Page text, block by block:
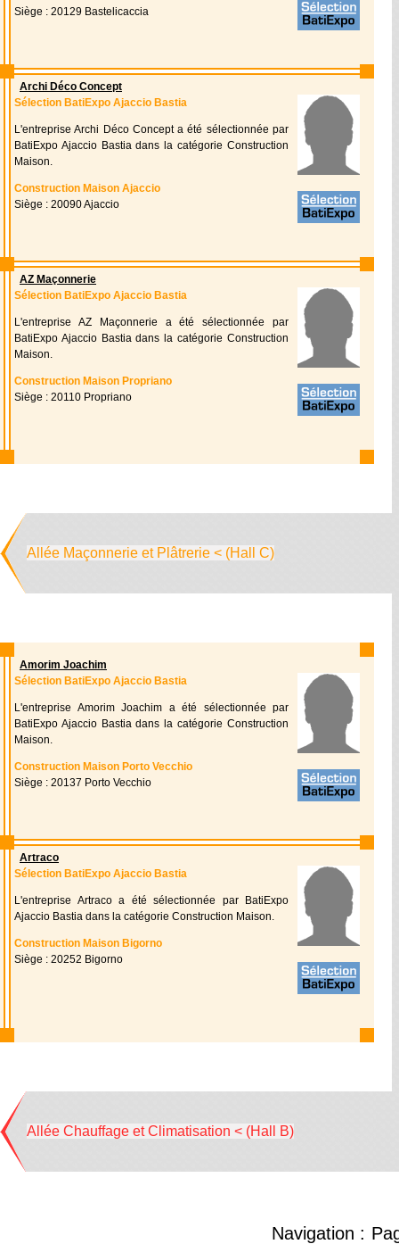
Siège : 20129 Bastelicaccia
Archi Déco Concept
Sélection BatiExpo Ajaccio Bastia
L'entreprise Archi Déco Concept a été sélectionnée par
BatiExpo Ajaccio Bastia dans la catégorie Construction
Maison.
Construction Maison Ajaccio
Siège : 20090 Ajaccio
AZ Maçonnerie
Sélection BatiExpo Ajaccio Bastia
L'entreprise AZ Maçonnerie a été sélectionnée par
BatiExpo Ajaccio Bastia dans la catégorie Construction
Maison.
Construction Maison Propriano
Siège : 20110 Propriano
Allée Maçonnerie et Plâtrerie < (Hall C)
Amorim Joachim
Sélection BatiExpo Ajaccio Bastia
L'entreprise Amorim Joachim a été sélectionnée par
BatiExpo Ajaccio Bastia dans la catégorie Construction
Maison.
Construction Maison Porto Vecchio
Siège : 20137 Porto Vecchio
Artraco
Sélection BatiExpo Ajaccio Bastia
L'entreprise Artraco a été sélectionnée par BatiExpo
Ajaccio Bastia dans la catégorie Construction Maison.
Construction Maison Bigorno
Siège : 20252 Bigorno
Allée Chauffage et Climatisation < (Hall B)
Navigation :